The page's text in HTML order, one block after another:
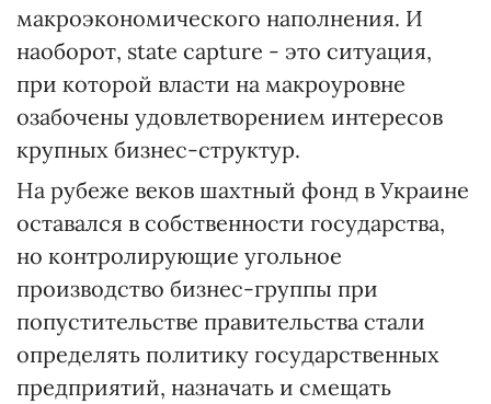
макроэкономического наполнения. И
наоборот, state capture - это ситуация,
при которой власти на макроуровне
озабочены удовлетворением интересов
крупных бизнес-структур.
На рубеже веков шахтный фонд в Украине
оставался в собственности государства,
но контролирующие угольное
производство бизнес-группы при
попустительстве правительства стали
определять политику государственных
предприятий, назначать и смещать